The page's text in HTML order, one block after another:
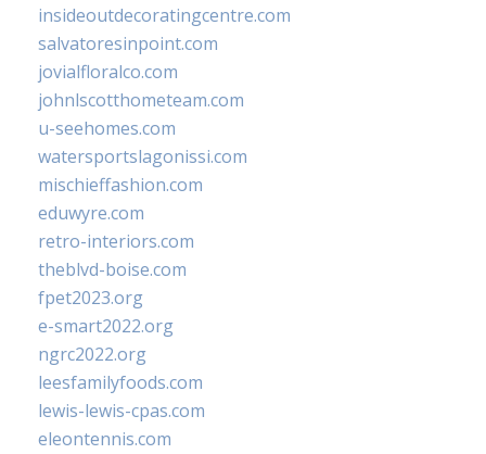
insideoutdecoratingcentre.com
salvatoresinpoint.com
jovialfloralco.com
johnlscotthometeam.com
u-seehomes.com
watersportslagonissi.com
mischieffashion.com
eduwyre.com
retro-interiors.com
theblvd-boise.com
fpet2023.org
e-smart2022.org
ngrc2022.org
leesfamilyfoods.com
lewis-lewis-cpas.com
eleontennis.com